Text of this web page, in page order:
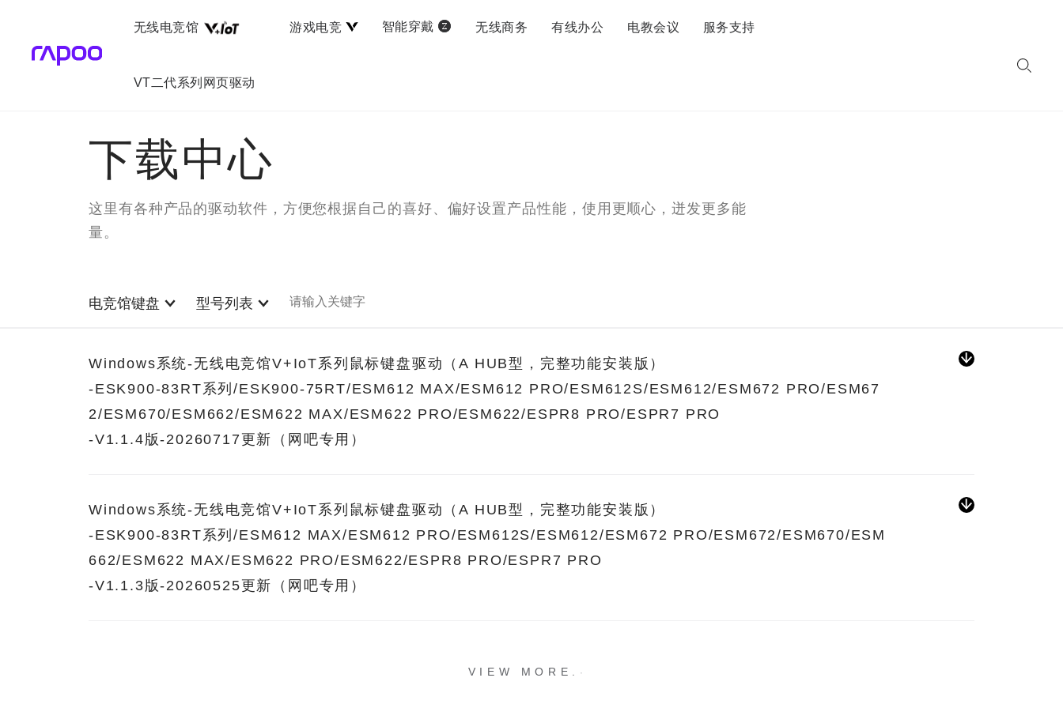
无线电竞馆 游戏电竞 智能穿戴 无线商务 有线办公 电教会议 服务支持
VT二代系列网页驱动
下载中心
这里有各种产品的驱动软件，方便您根据自己的喜好、偏好设置产品性能，使用更顺心，迸发更多能
量。
电竞馆键盘 型号列表
Windows系统-无线电竞馆V+IoT系列鼠标键盘驱动（A HUB型，完整功能安装版）
-ESK900-83RT系列/ESK900-75RT/ESM612 MAX/ESM612 PRO/ESM612S/ESM612/ESM672 PRO/ESM67
2/ESM670/ESM662/ESM622 MAX/ESM622 PRO/ESM622/ESPR8 PRO/ESPR7 PRO
-V1.1.4版-20260717更新（网吧专用）
Windows系统-无线电竞馆V+IoT系列鼠标键盘驱动（A HUB型，完整功能安装版）
-ESK900-83RT系列/ESM612 MAX/ESM612 PRO/ESM612S/ESM612/ESM672 PRO/ESM672/ESM670/ESM
662/ESM622 MAX/ESM622 PRO/ESM622/ESPR8 PRO/ESPR7 PRO
-V1.1.3版-20260525更新（网吧专用）
VIEW MORE .